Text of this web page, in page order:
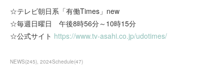
☆テレビ朝日系「有働Times」new
☆毎週日曜日 午後8時56分～10時15分
☆公式サイト https://www.tv-asahi.co.jp/udotimes/
NEWS(245) 2024Schedule(47)